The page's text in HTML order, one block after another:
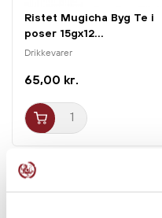
Ristet Mugicha Byg Te i
poser 15gx12...
Drikkevarer
65,00 kr.